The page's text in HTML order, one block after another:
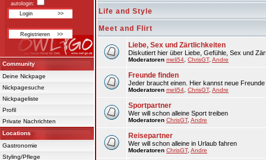
autologin:
Community
Deine Nickpage
Nickpagesuche
Nickpageliste
Profil
Private Nachrichten
Locations
Gastronomie
Styling/Pflege
Life and Style
Meet and Flirt
Liebe, Sex und Zärtlichkeiten
Diskutiert hier über Liebe, Gefühle, Sex und
Moderatoren meli54 ChrisGT, Andre
Freunde finden
Jeder braucht einen. Hier kannst neue Freunde
Moderatoren meli54 ChrisGT, Andre
Sportpartner
Wer will schon alleine Sport treiben
Moderatoren ChrisGT, Andre
Reisepartner
Wer will schon alleine in Urlaub fahren
Moderatoren ChrisGT, Andre